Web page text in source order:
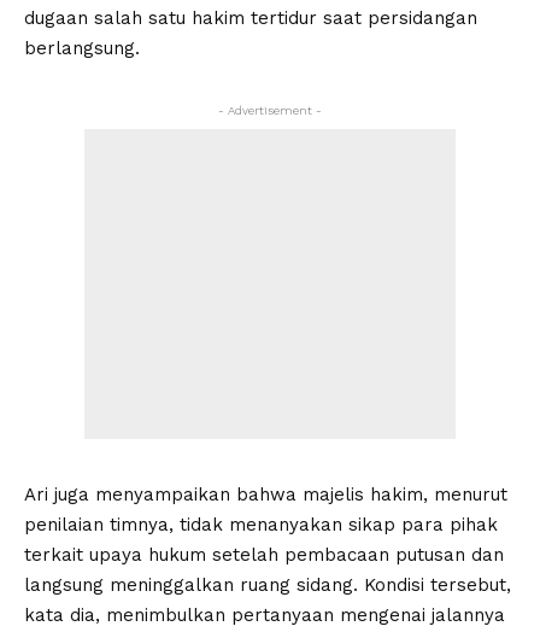
dugaan salah satu hakim tertidur saat persidangan
berlangsung.
- Advertisement -
Ari juga menyampaikan bahwa majelis hakim, menurut
penilaian timnya, tidak menanyakan sikap para pihak
terkait upaya hukum setelah pembacaan putusan dan
langsung meninggalkan ruang sidang. Kondisi tersebut,
kata dia, menimbulkan pertanyaan mengenai jalannya